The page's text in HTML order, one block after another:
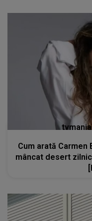
Cum arată Carmen
mâncat desert